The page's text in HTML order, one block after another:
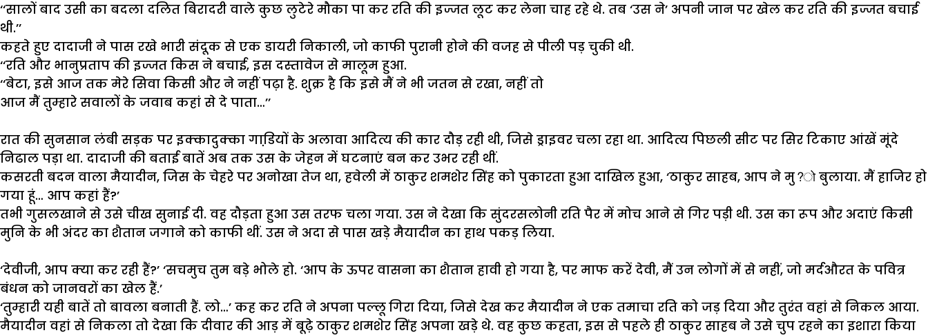
‘‘सालों बाद उसी का बदला दलित बिरादरी वाले कुछ लुटेरे मौका पा कर रति की इज्जत लूट कर लेना चाह रहे थे. तब ‘उस ने’ अपनी जान पर खेल कर रति की इज्जत बचाई
थी.’’
कहते हुए दादाजी ने पास रखे भारी संदूक से एक डायरी निकाली, जो काफी पुरानी होने की वजह से पीली पड़ चुकी थी.
‘‘रति और भानुप्रताप की इज्जत किस ने बचाई, इस दस्तावेज से मालूम हुआ.
‘‘बेटा, इसे आज तक मेरे सिवा किसी और ने नहीं पढ़ा है. शुक्र है कि इसे मैं ने भी जतन से रखा, नहीं तो
आज मैं तुम्हारे सवालों के जवाब कहां से दे पाता…’’
रात की सुनसान लंबी सड़क पर इक्कादुक्का गाडि़यों के अलावा आदित्य की कार दौड़ रही थी, जिसे ड्राइवर चला रहा था. आदित्य पिछली सीट पर सिर टिकाए आंखें मूंदे
निढाल पड़ा था. दादाजी की बताई बातें अब तक उस के जेहन में घटनाएं बन कर उभर रही थीं.
कसरती बदन वाला मैयादीन, जिस के चेहरे पर अनोखा तेज था, हवेली में ठाकुर शमशेर सिंह को पुकारता हुआ दाखिल हुआ, ‘ठाकुर साहब, आप ने मु? बुलाया. मैं हाजिर हो
गया हूं… आप कहां हैं?’
तभी गुसलखाने से उसे चीख सुनाई दी. वह दौड़ता हुआ उस तरफ चला गया. उस ने देखा कि सुंदरसलोनी रति पैर में मोच आने से गिर पड़ी थी. उस का रूप और अदाएं किसी
मुनि के भी अंदर का शैतान जगाने को काफी थीं. उस ने अदा से पास खड़े मैयादीन का हाथ पकड़ लिया.
‘देवीजी, आप क्या कर रही हैं?’ ‘सचमुच तुम बड़े भोले हो. ‘आप के ऊपर वासना का शैतान हावी हो गया है, पर माफ करें देवी, मैं उन लोगों में से नहीं, जो मर्दऔरत के पवित्र
बंधन को जानवरों का खेल हैं.’
‘तुम्हारी यही बातें तो बावला बनाती हैं. लो…’ कह कर रति ने अपना पल्लू गिरा दिया, जिसे देख कर मैयादीन ने एक तमाचा रति को जड़ दिया और तुरंत वहां से निकल आया.
मैयादीन वहां से निकला तो देखा कि दीवार की आड़ में बूढ़े ठाकुर शमशेर सिंह अपना खड़े थे. वह कुछ कहता, इस से पहले ही ठाकुर साहब ने उसे चुप रहने का इशारा किया